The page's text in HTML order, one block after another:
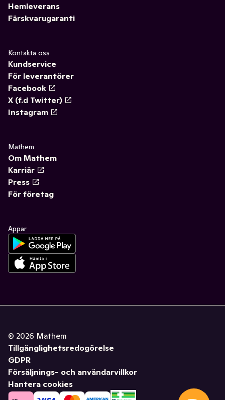
Hemleverans
Färskvarugaranti
Kontakta oss
Kundservice
För leverantörer
Facebook
X (f.d Twitter)
Instagram
Mathem
Om Mathem
Karriär
Press
För företag
Appar
© 2026 Mathem
Tillgänglighetsredogörelse
GDPR
Försäljnings- och användarvillkor
Hantera cookies